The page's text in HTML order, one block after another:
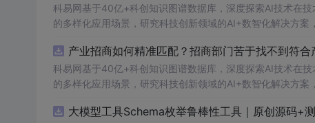
科易网基于40亿+科创知识图谱数据库，深度探索AI技术在
的多样化应用场景，研究科技创新领域的AI+数智化解决方案
产业招商如何精准匹配？招商部门苦于找不到符
科易网基于40亿+科创知识图谱数据库，深度探索AI技术在
的多样化应用场景，研究科技创新领域的AI+数智化解决方案
大模型工具Schema枚举鲁棒性工具｜原创源码+